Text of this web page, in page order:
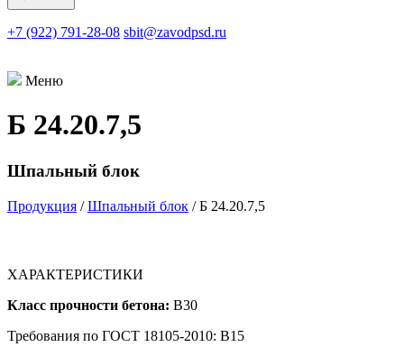
+7 (922) 791-28-08 sbit@zavodpsd.ru
Меню
Б 24.20.7,5
Шпальный блок
Продукция /Шпальный блок / Б 24.20.7,5
ХАРАКТЕРИСТИКИ
Класс прочности бетона: B30
Требования по ГОСТ 18105-2010: B15